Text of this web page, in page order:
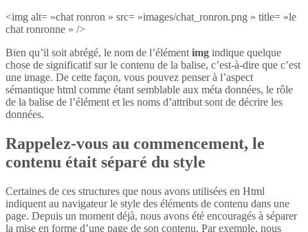
<img alt= »chat ronron » src= »images/chat_ronron.png » title= »le
chat ronronne » />
Bien qu’il soit abrégé, le nom de l’élément img indique quelque
chose de significatif sur le contenu de la balise, c’est-à-dire que c’est
une image. De cette façon, vous pouvez penser à l’aspect
sémantique html comme étant semblable aux méta données, le rôle
de la balise de l’élément et les noms d’attribut sont de décrire les
données.
Rappelez-vous au commencement, le
contenu était séparé du style
Certaines de ces structures que nous avons utilisées en Html
indiquent au navigateur le style des éléments de contenu dans une
page. Depuis un moment déjà, nous avons été encouragés à séparer
la mise en forme d’une page de son contenu. Par exemple, nous